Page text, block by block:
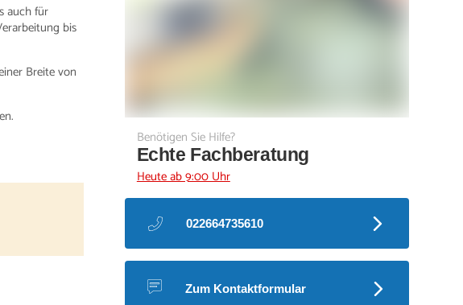
auch für
bis
Breite von
Benötigen Sie Hilfe?
Echte Fachberatung
Heute ab 9:00 Uhr
022664735610
Zum Kontaktformular